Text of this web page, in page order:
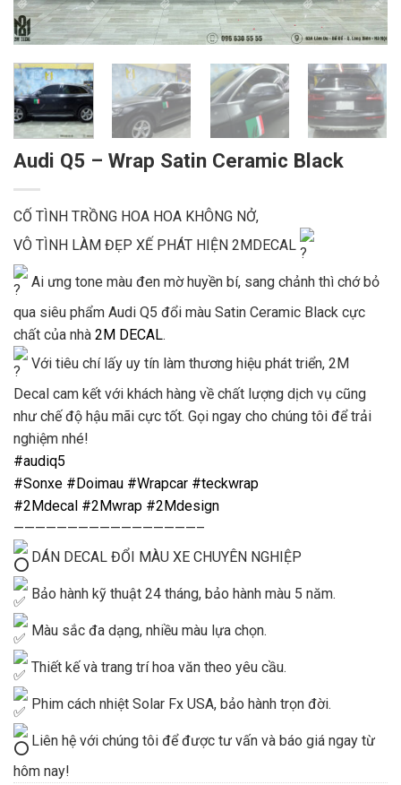
Audi Q5 – Wrap Satin Ceramic Black
CỐ TÌNH TRỒNG HOA HOA KHÔNG NỞ,
VÔ TÌNH LÀM ĐẸP XẾ PHÁT HIỆN 2MDECAL
Ai ưng tone màu đen mờ huyền bí, sang chảnh thì chớ bỏ
qua siêu phẩm Audi Q5 đổi màu Satin Ceramic Black cực
chất của nhà 2M DECAL.
Với tiêu chí lấy uy tín làm thương hiệu phát triển, 2M
Decal cam kết với khách hàng về chất lượng dịch vụ cũng
như chế độ hậu mãi cực tốt. Gọi ngay cho chúng tôi để trải
nghiệm nhé!
#audiq5
#Sonxe #Doimau #Wrapcar #teckwrap
#2Mdecal #2Mwrap #2Mdesign
—————————————————–
DÁN DECAL ĐỔI MÀU XE CHUYÊN NGHIỆP
Bảo hành kỹ thuật 24 tháng, bảo hành màu 5 năm.
Màu sắc đa dạng, nhiều màu lựa chọn.
Thiết kế và trang trí hoa văn theo yêu cầu.
Phim cách nhiệt Solar Fx USA, bảo hành trọn đời.
Liên hệ với chúng tôi để được tư vấn và báo giá ngay từ
hôm nay!